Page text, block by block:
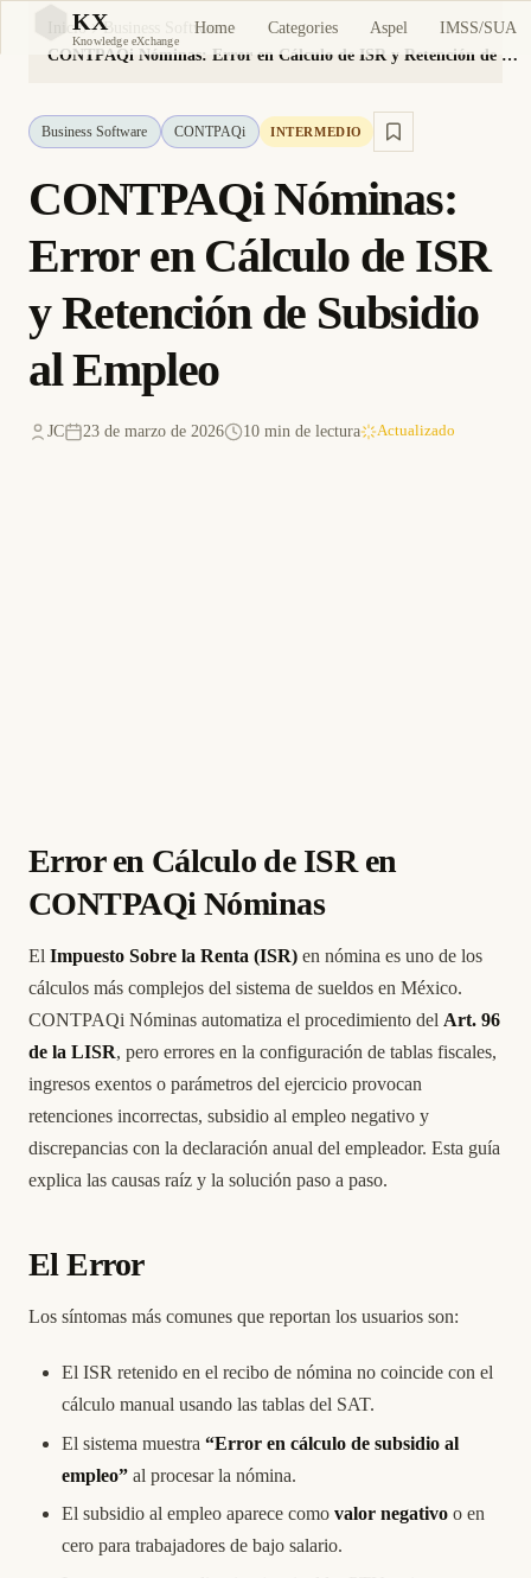
KX
Knowledge eXchange
Home Categories Aspel IMSS/SUA
Inicio
Business Software
CONTPAQi Nóminas: Error en Cálculo de ISR y Retención de Subsidio al Empleo
Business Software CONTPAQi INTERMEDIO
CONTPAQi Nóminas:
Error en Cálculo de ISR
y Retención de Subsidio
al Empleo
JC 23 de marzo de 2026 10 min de lectura Actualizado
Error en Cálculo de ISR en
CONTPAQi Nóminas
El Impuesto Sobre la Renta (ISR) en nómina es uno de los
cálculos más complejos del sistema de sueldos en México.
CONTPAQi Nóminas automatiza el procedimiento del Art. 96
de la LISR, pero errores en la configuración de tablas fiscales,
ingresos exentos o parámetros del ejercicio provocan
retenciones incorrectas, subsidio al empleo negativo y
discrepancias con la declaración anual del empleador. Esta guía
explica las causas raíz y la solución paso a paso.
El Error
Los síntomas más comunes que reportan los usuarios son:
El ISR retenido en el recibo de nómina no coincide con el
cálculo manual usando las tablas del SAT.
El sistema muestra “Error en cálculo de subsidio al
empleo” al procesar la nómina.
El subsidio al empleo aparece como valor negativo o en
cero para trabajadores de bajo salario.